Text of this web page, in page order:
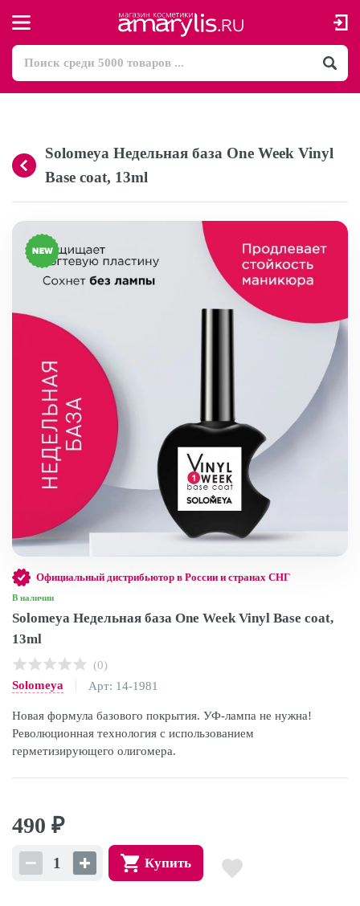
Solomeya Недельная база One Week Vinyl
Base coat, 13ml
Официальный дистрибьютор в России и странах СНГ
В наличии
Solomeya Недельная база One Week Vinyl Base coat,
13ml
(0)
Solomeya
Арт: 14-1981
Новая формула базового покрытия. УФ-лампа не нужна!
Революционная технология с использованием
герметизирующего олигомера.
490 ₽
Купить